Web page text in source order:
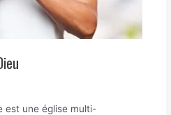
est une église multi-